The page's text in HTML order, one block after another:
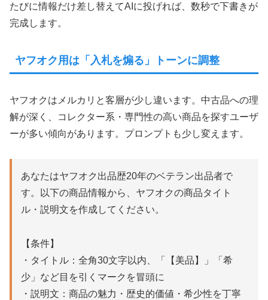
たびに情報だけ差し替えてAIに投げれば、数秒で下書きが
完成します。
ヤフオク用は「入札を煽る」トーンに調整
ヤフオクはメルカリと客層が少し違います。中古品への理
解が深く、コレクター系・専門性の高い商品を探すユーザ
ーが多い傾向があります。プロンプトも少し変えます。
あなたはヤフオク出品歴20年のベテラン出品者で
す。以下の商品情報から、ヤフオクの商品タイト
ル・説明文を作成してください。
【条件】
・タイトル：全角30文字以内、「【美品】」「希
少」など目を引くマークを冒頭に
・説明文：商品の魅力・歴史的価値・希少性を丁寧